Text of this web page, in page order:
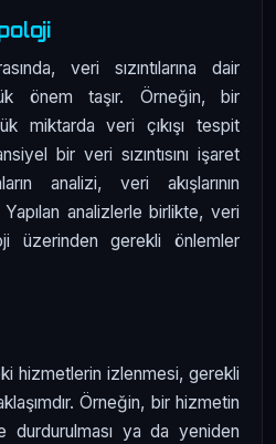
veri sızıntılarına dair
önem taşır. Örneğin, bir
miktarda veri çıkışı tespit
bir veri sızıntısını işaret
analizi, veri akışlarının
analizlerle birlikte, veri
üzerinden gerekli önlemler
hizmetlerin izlenmesi, gerekli
Örneğin, bir hizmetin
durdurulması ya da yeniden